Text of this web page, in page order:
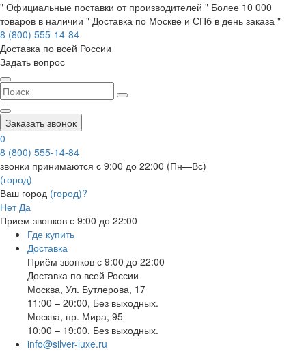
" Официальные поставки от производителей " Более 10 000
товаров в наличии " Доставка по Москве и СПб в день заказа "
8 (800) 555-14-84
Доставка по всей России
Задать вопрос
Заказать звонок
0
8 (800) 555-14-84
звонки принимаются с 9:00 до 22:00 (Пн—Вс)
(город)
Ваш город (город)?
Нет Да
Прием звонков с 9:00 до 22:00
Где купить
Доставка
Приём звонков с 9:00 до 22:00
Доставка по всей России
Москва, Ул. Бутлерова, 17
11:00 – 20:00, Без выходных.
Москва, пр. Мира, 95
10:00 – 19:00. Без выходных.
info@silver-luxe.ru